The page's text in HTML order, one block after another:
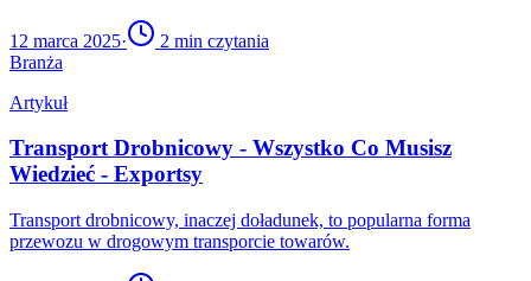
12 marca 2025· 2 min czytania
Branża
Artykuł
Transport Drobnicowy - Wszystko Co Musisz
Wiedzieć - Exportsy
Transport drobnicowy, inaczej doładunek, to popularna forma
przewozu w drogowym transporcie towarów.